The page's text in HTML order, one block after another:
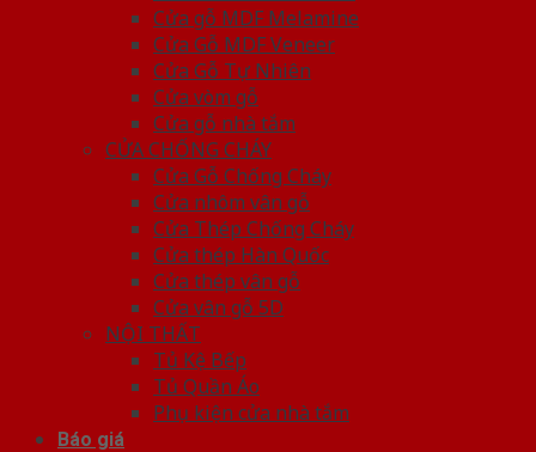
Cửa gỗ MDF Melamine
Cửa Gỗ MDF Veneer
Cửa Gỗ Tự Nhiên
Cửa vòm gỗ
Cửa gỗ nhà tắm
CỬA CHỐNG CHÁY
Cửa Gỗ Chống Cháy
Cửa nhôm vân gỗ
Cửa Thép Chống Cháy
Cửa thép Hàn Quốc
Cửa thép vân gỗ
Cửa vân gỗ 5D
NỘI THẤT
Tủ Kệ Bếp
Tủ Quần Áo
Phụ kiện cửa nhà tắm
Báo giá